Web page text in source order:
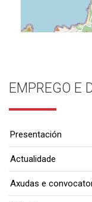
EMPREGO E
Presentación
Actualidade
Axudas e